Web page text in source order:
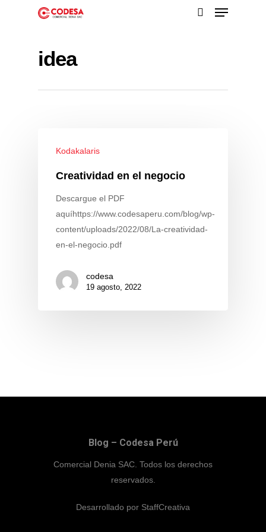
idea
Kodakalaris
Creatividad en el negocio
Descargue el PDF
aquíhttps://www.codesaperu.com/blog/wp-
content/uploads/2022/08/La-creatividad-
en-el-negocio.pdf
codesa
19 agosto, 2022
Blog – Codesa Perú
Comercial Denia SAC. Todos los derechos
reservados.
Desarrollado por StaffCreativa
Avision